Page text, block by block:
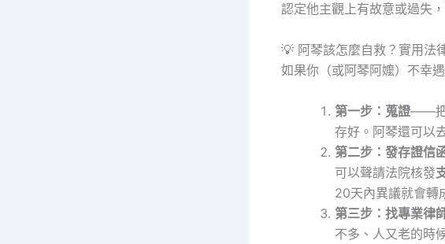
認定他主觀上有故意或過失
💡 阿琴該怎麼自救？實用法
如果你（或阿琴阿嬤）不幸
第一步：蒐證——把
存好。阿琴還可以
第二步：發存證信
可以聲請法院核發
20天內異議就會轉
第三步：找專業律
不多、人又老的時